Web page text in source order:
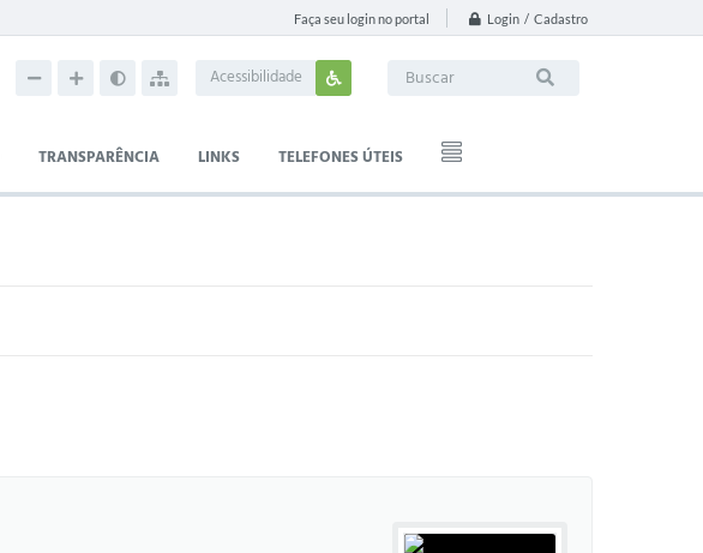
Faça seu login no portal Login / Cadastro
Acessibilidade
TRANSPARÊNCIA LINKS TELEFONES ÚTEIS